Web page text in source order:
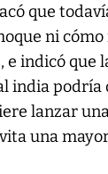
que
ni
e indicó que
india podría
lanzar
una